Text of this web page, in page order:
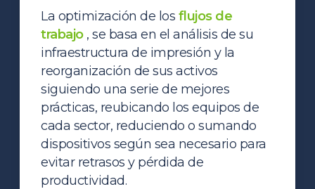
La optimización de los flujos de
trabajo, se basa en el análisis de su
infraestructura de impresión y la
reorganización de sus activos
siguiendo una serie de mejores
prácticas, reubicando los equipos de
cada sector, reduciendo o sumando
dispositivos según sea necesario para
evitar retrasos y pérdida de
productividad.